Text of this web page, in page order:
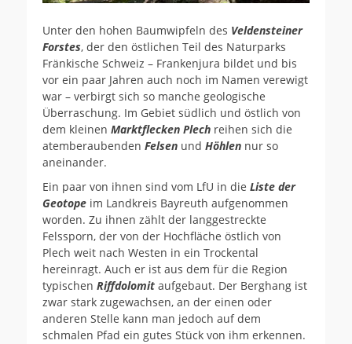
Unter den hohen Baumwipfeln des Veldensteiner
Forstes, der den östlichen Teil des Naturparks
Fränkische Schweiz – Frankenjura bildet und bis
vor ein paar Jahren auch noch im Namen verewigt
war – verbirgt sich so manche geologische
Überraschung. Im Gebiet südlich und östlich von
dem kleinen Marktflecken Plech reihen sich die
atemberaubenden Felsen und Höhlen nur so
aneinander.
Ein paar von ihnen sind vom LfU in die Liste der
Geotope im Landkreis Bayreuth aufgenommen
worden. Zu ihnen zählt der langgestreckte
Felssporn, der von der Hochfläche östlich von
Plech weit nach Westen in ein Trockental
hereinragt. Auch er ist aus dem für die Region
typischen Riffdolomit aufgebaut. Der Berghang ist
zwar stark zugewachsen, an der einen oder
anderen Stelle kann man jedoch auf dem
schmalen Pfad ein gutes Stück von ihm erkennen.